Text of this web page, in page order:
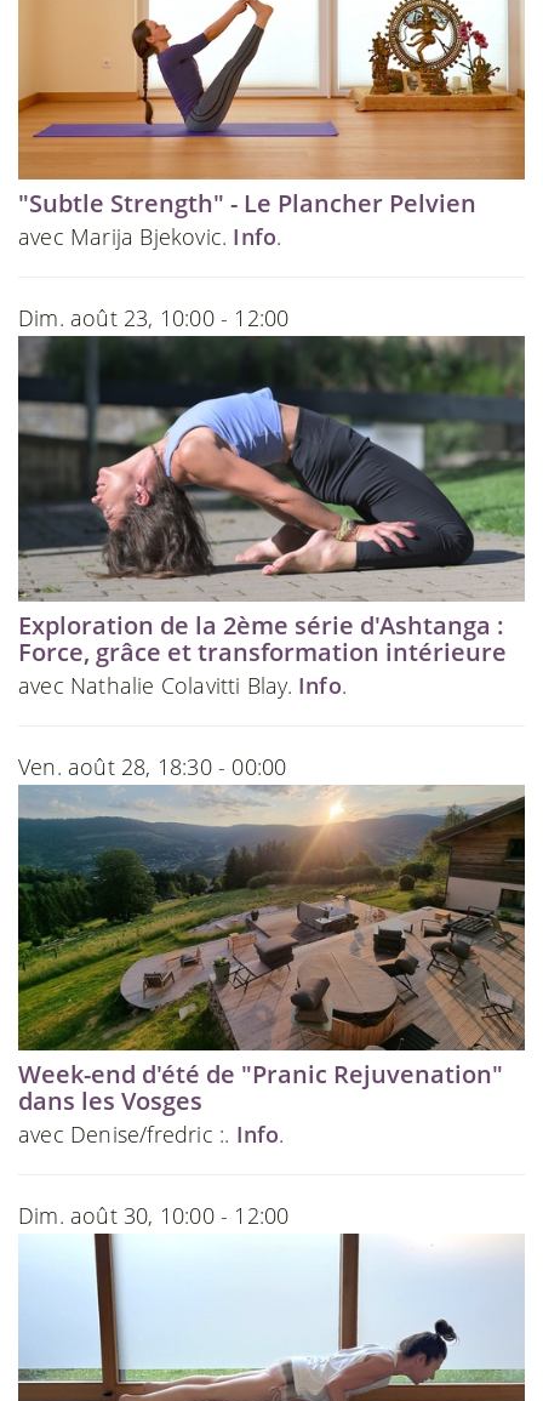
"Subtle Strength" - Le Plancher Pelvien
avec Marija Bjekovic. Info.
Dim. août 23, 10:00 - 12:00
Exploration de la 2ème série d'Ashtanga :
Force, grâce et transformation intérieure
avec Nathalie Colavitti Blay. Info.
Ven. août 28, 18:30 - 00:00
Week-end d'été de "Pranic Rejuvenation"
dans les Vosges
avec Denise/fredric :. Info.
Dim. août 30, 10:00 - 12:00